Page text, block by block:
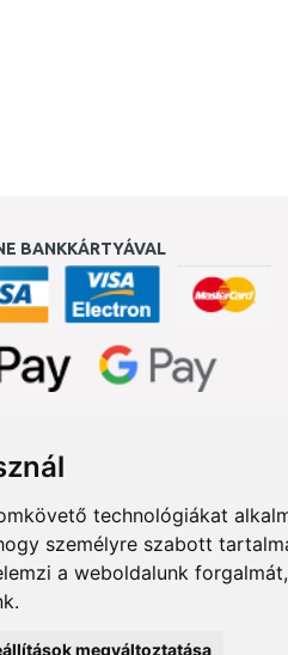
technológiákat
személyre szabott
a weboldalunk
megváltoztatása
BANKKÁRTYÁVAL